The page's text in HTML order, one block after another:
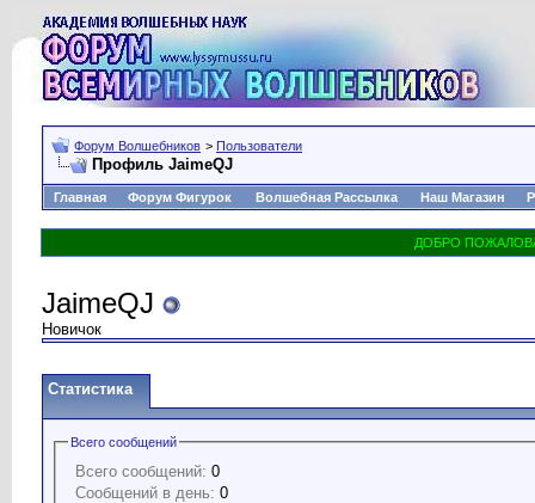
Форум Волшебников > Пользователи
Профиль JaimeQJ
Главная Форум Фигурок Волшебная Рассылка Наш Магазин
JaimeQJ
Новичок
Статистика
Всего сообщений
Всего сообщений: 0
Сообщений в день: 0